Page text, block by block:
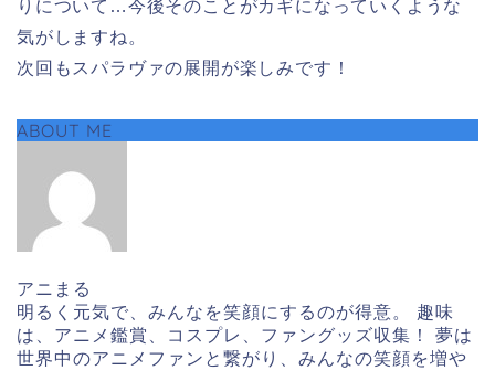
りについて…今後そのことがカギになっていくような
気がしますね。
次回もスパラヴァの展開が楽しみです！
ABOUT ME
アニまる
明るく元気で、みんなを笑顔にするのが得意。 趣味
は、アニメ鑑賞、コスプレ、ファングッズ収集！ 夢は
世界中のアニメファンと繋がり、みんなの笑顔を増や